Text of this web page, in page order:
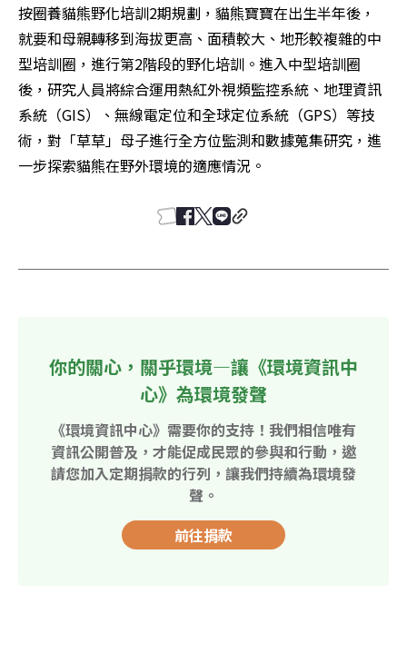
按圈養貓熊野化培訓2期規劃，貓熊寶寶在出生半年後，
就要和母親轉移到海拔更高、面積較大、地形較複雜的中
型培訓圈，進行第2階段的野化培訓。進入中型培訓圈
後，研究人員將綜合運用熱紅外視頻監控系統、地理資訊
系統（GIS）、無線電定位和全球定位系統（GPS）等技
術，對「草草」母子進行全方位監測和數據蒐集研究，進
一步探索貓熊在野外環境的適應情況。
你的關心，關乎環境—讓《環境資訊中
心》為環境發聲
《環境資訊中心》需要你的支持！我們相信唯有
資訊公開普及，才能促成民眾的參與和行動，邀
請您加入定期捐款的行列，讓我們持續為環境發
聲。
前往捐款